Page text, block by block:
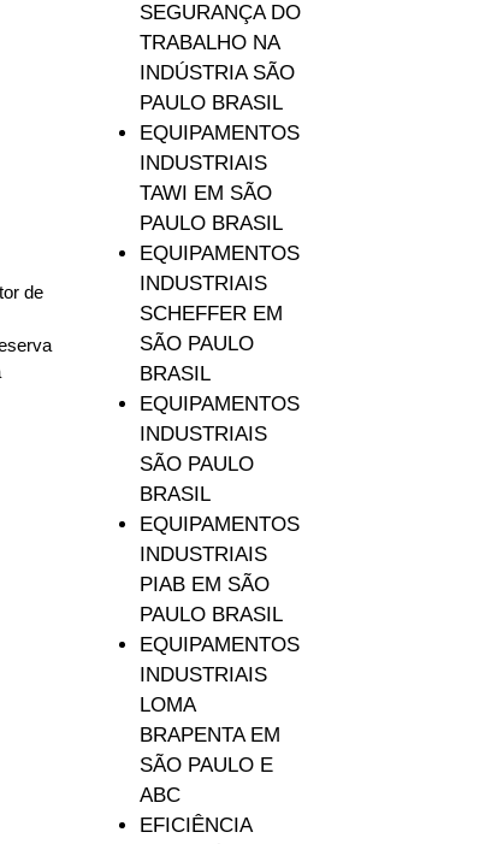
de
SEGURANÇA DO
TRABALHO NA
INDÚSTRIA SÃO
PAULO BRASIL
EQUIPAMENTOS
INDUSTRIAIS
TAWI EM SÃO
PAULO BRASIL
EQUIPAMENTOS
INDUSTRIAIS
SCHEFFER EM
SÃO PAULO
BRASIL
EQUIPAMENTOS
INDUSTRIAIS
SÃO PAULO
BRASIL
EQUIPAMENTOS
INDUSTRIAIS
PIAB EM SÃO
PAULO BRASIL
EQUIPAMENTOS
INDUSTRIAIS
LOMA
BRAPENTA EM
SÃO PAULO E
ABC
EFICIÊNCIA